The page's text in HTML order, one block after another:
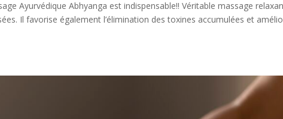
Ayurvédique Abhyanga est indispensable!! Véritable massage
Il favorise également l’élimination des toxines accumulées et